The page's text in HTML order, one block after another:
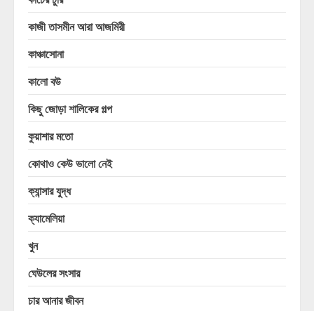
কাজী তাসমীন আরা আজমিরী
কাঞ্চাসোনা
কালো বউ
কিছু জোড়া শালিকের গল্প
কুয়াশার মতো
কোথাও কেউ ভালো নেই
ক্যান্সার যুদ্ধ
ক্যামেলিয়া
খুন
ঘেউলের সংসার
চার আনার জীবন